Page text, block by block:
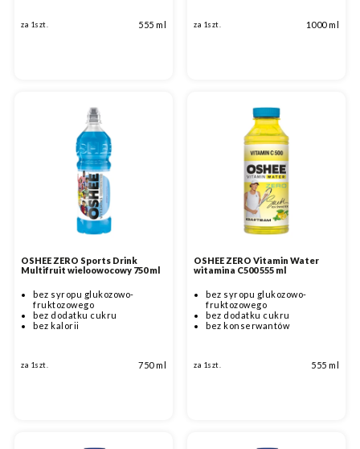
za 1szt. 555 ml za 1szt. 1000 ml
OSHEE ZERO Sports Drink
Multifruit wieloowocowy 750 ml
bez syropu glukozowo-
fruktozowego
bez dodatku cukru
bez kalorii
za 1szt. 750 ml
OSHEE ZERO Vitamin Water
witamina C500 555 ml
bez syropu glukozowo-
fruktozowego
bez dodatku cukru
bez konserwantów
za 1szt. 555 ml